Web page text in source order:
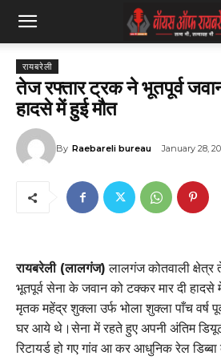
रायबरेली
तेज रफ्तार ट्रक ने भूतपूर्व
हादसे में हुई मौत
By Raebareli bureau January 28,
रायबरेली (लालगंज) लालगंज कोतवाली क्षेत्र
भूतपूर्व सेना के जवान को टक्कर मार दी हादसे
मृतक महेंद्र शुक्ला उर्फ भोला शुक्ला पाँच वर्ष
घर आये थे।सेना में रहते हुए अपनी अंतिम
रिटायर्ड हो गए गांव आ कर आधुनिक रेल